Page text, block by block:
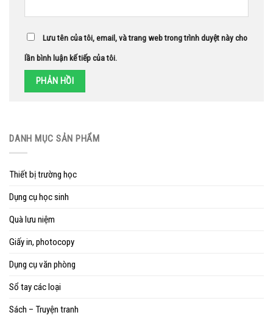
DANH MỤC SẢN PHẨM
Thiết bị trường học
Dụng cụ học sinh
Quà lưu niệm
Giấy in, photocopy
Dụng cụ văn phòng
Sổ tay các loại
Sách – Truyện tranh
Lưu tên của tôi, email, và trang web trong trình duyệt này cho
lần bình luận kế tiếp của tôi.